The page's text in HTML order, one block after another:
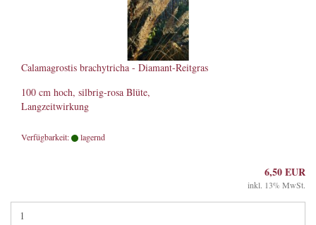
Calamagrostis brachytricha - Diamant-Reitgras
100 cm hoch, silbrig-rosa Blüte,
Langzeitwirkung
Verfügbarkeit: lagernd
6,50 EUR
inkl. 13% MwSt.